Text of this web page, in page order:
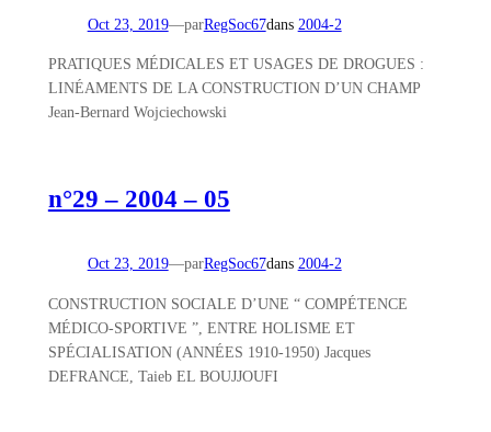
Oct 23, 2019—parRegSoc67dans 2004-2
PRATIQUES MÉDICALES ET USAGES DE DROGUES :
LINÉAMENTS DE LA CONSTRUCTION D’UN CHAMP
Jean-Bernard Wojciechowski
n°29 – 2004 – 05
Oct 23, 2019—parRegSoc67dans 2004-2
CONSTRUCTION SOCIALE D’UNE “ COMPÉTENCE
MÉDICO-SPORTIVE ”, ENTRE HOLISME ET
SPÉCIALISATION (ANNÉES 1910-1950) Jacques
DEFRANCE, Taieb EL BOUJJOUFI